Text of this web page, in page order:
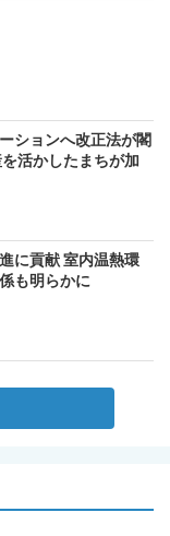
ションへ改正法が閣
活かしたまちが加
に貢献 室内温熱環
も明らかに